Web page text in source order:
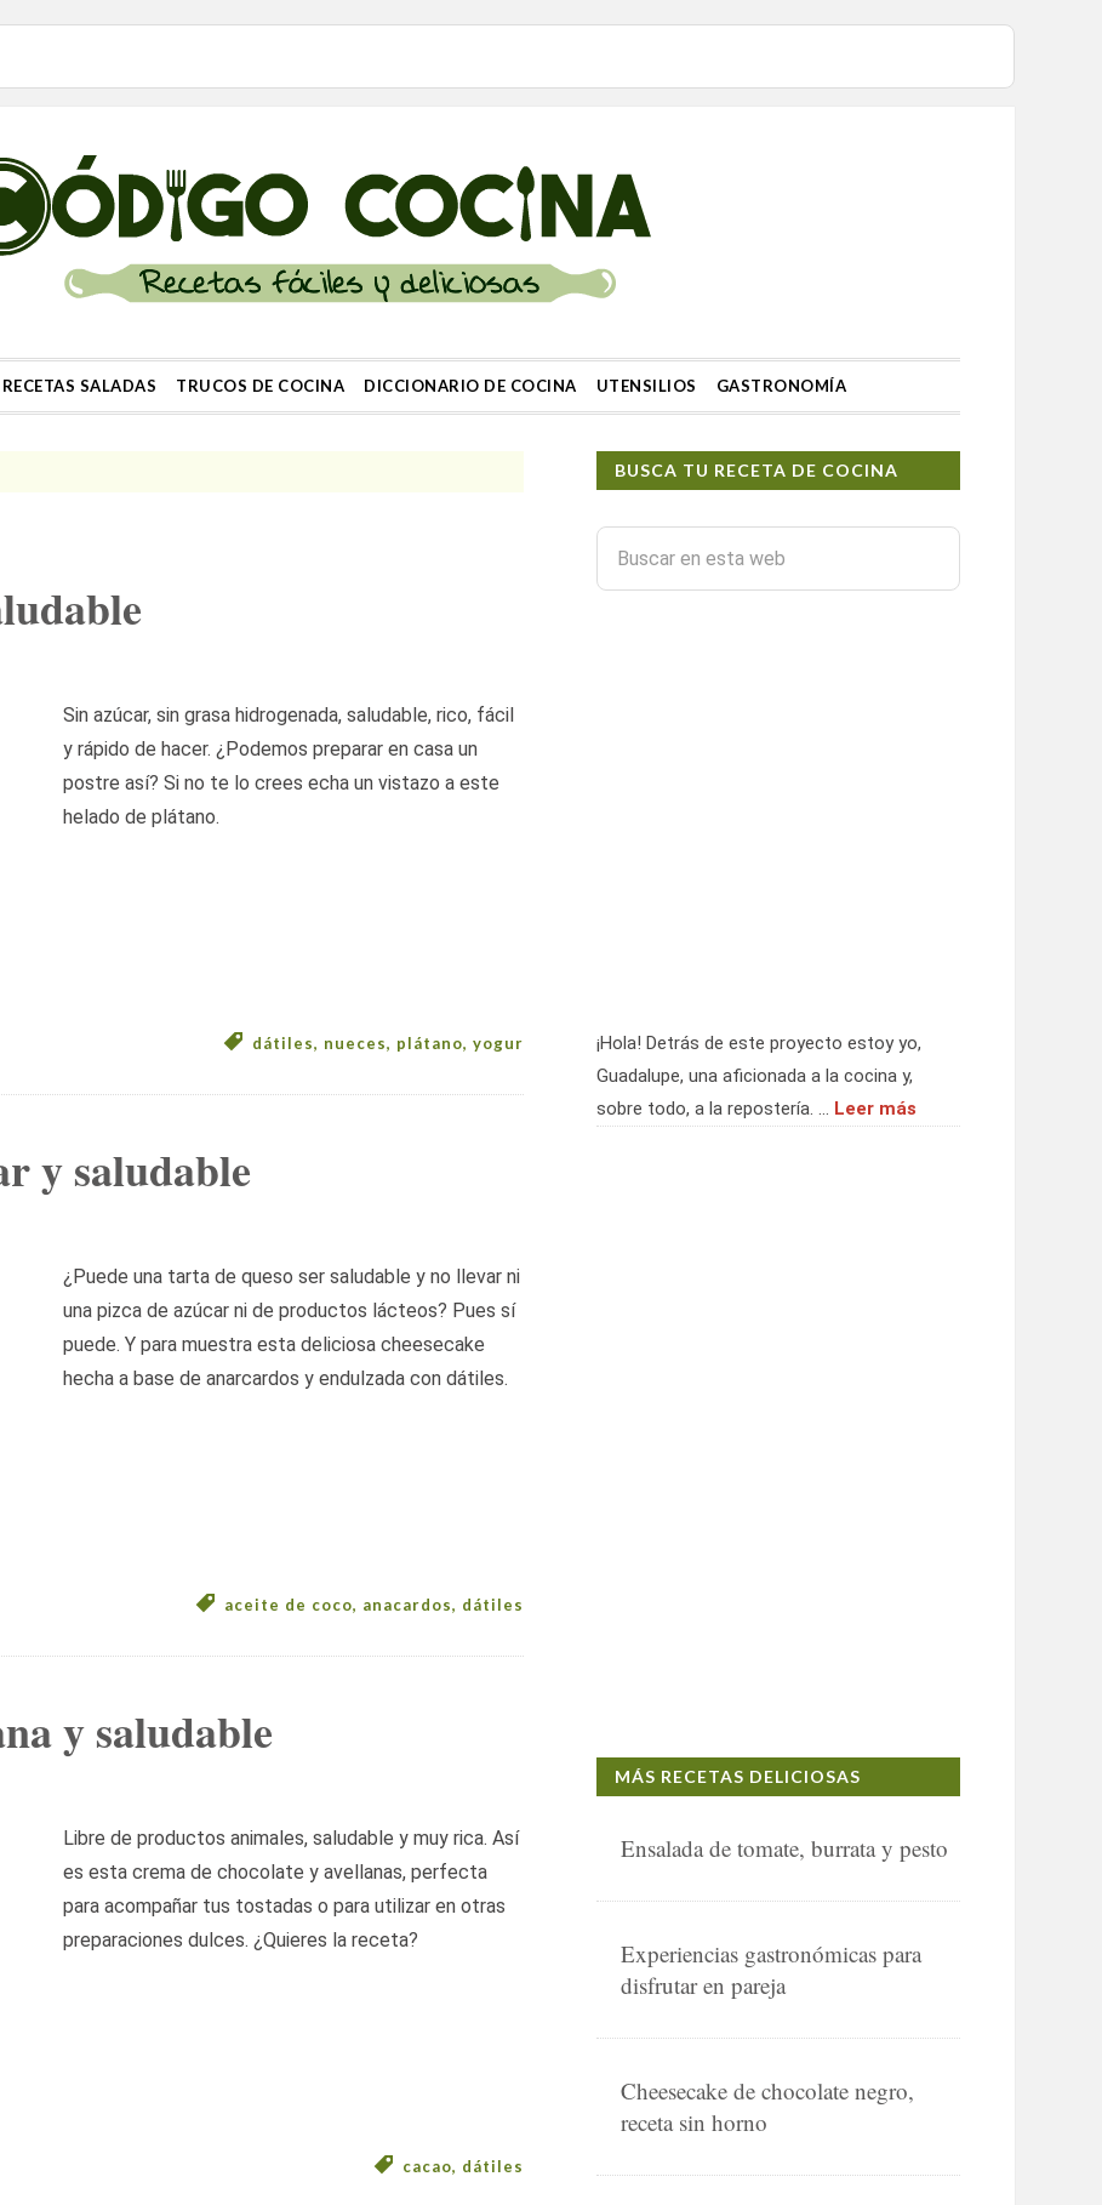
RECETAS SALADAS TRUCOS DE COCINA DICCIONARIO DE COCINA UTENSILIOS GASTRONOMÍA
Sin azúcar, sin grasa hidrogenada, saludable, rico, fácil
y rápido de hacer. ¿Podemos preparar en casa un
postre así? Si no te lo crees echa un vistazo a este
helado de plátano.
dátiles, nueces, plátano, yogur
y saludable
¿Puede una tarta de queso ser saludable y no llevar ni
una pizca de azúcar ni de productos lácteos? Pues sí
puede. Y para muestra esta deliciosa cheesecake
hecha a base de anarcardos y endulzada con dátiles.
aceite de coco, anacardos, dátiles
y saludable
Libre de productos animales, saludable y muy rica. Así
es esta crema de chocolate y avellanas, perfecta
para acompañar tus tostadas o para utilizar en otras
preparaciones dulces. ¿Quieres la receta?
cacao, dátiles
BUSCA TU RECETA DE COCINA
¡Hola! Detrás de este proyecto estoy yo,
Guadalupe, una aficionada a la cocina y,
sobre todo, a la repostería. … Leer más
MÁS RECETAS DELICIOSAS
Ensalada de tomate, burrata y pesto
Experiencias gastronómicas para
disfrutar en pareja
Cheesecake de chocolate negro,
receta sin horno